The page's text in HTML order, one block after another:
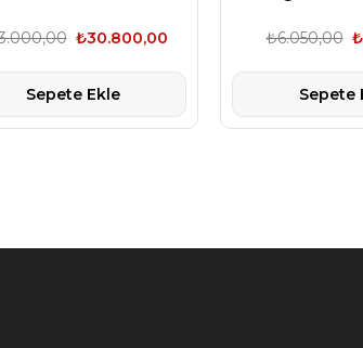
₺30.800,00
Sepete Ekle
₺6.050,00
Sepete